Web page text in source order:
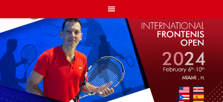
to
content